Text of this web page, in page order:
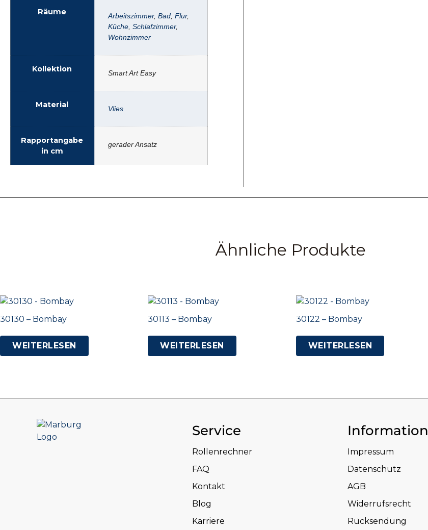
Räume Arbeitszimmer, Bad Flur,
Küche Schlafzimmer,
Wohnzimmer
Kollektion Smart Art Easy
Material Vlies
Rapportangabe
in cm
gerader Ansatz
Ähnliche Produkte
30130 – Bombay
WEITERLESEN
30113 – Bombay
WEITERLESEN
30122 – Bombay
WEITERLESEN
Service
Rollenrechner
FAQ
Kontakt
Blog
Karriere
Information
Impressum
Datenschutz
AGB
Widerrufsrecht
Rücksendung